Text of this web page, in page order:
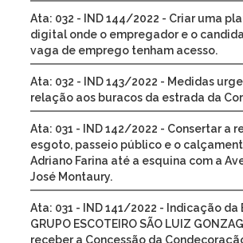
Ata: 032 - IND 144/2022 - Criar uma
digital onde o empregador e o
vaga de emprego tenham acesso.
Ata: 032 - IND 143/2022 - Medidas
relação aos buracos da estrada da
Ata: 031 - IND 142/2022 - Consertar a
esgoto, passeio público e o
Adriano Farina até a esquina com a
José Montaury.
Ata: 031 - IND 141/2022 - Indicação da
GRUPO ESCOTEIRO SÃO LUIZ
receber a Concessão da